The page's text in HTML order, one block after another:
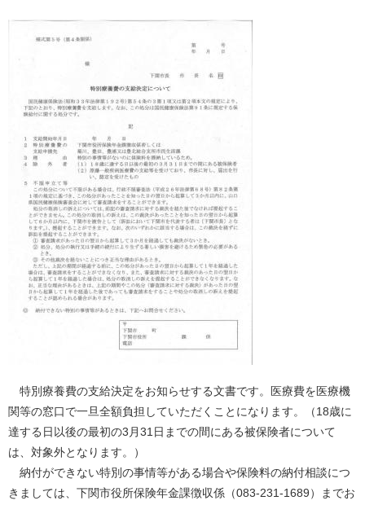
特別療養費の支給決定をお知らせする文書です。医療費を医療機
関等の窓口で一旦全額負担していただくことになります。（18歳に
達する日以後の最初の3月31日までの間にある被保険者について
は、対象外となります。）
納付ができない特別の事情等がある場合や保険料の納付相談につ
きましては、下関市役所保険年金課徴収係（083-231-1689）までお